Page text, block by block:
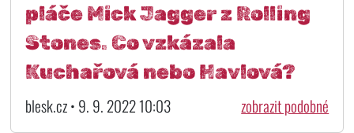
pláče Mick Jagger z Rolling
Stones. Co vzkázala
Kuchařová nebo Havlová?
blesk.cz • 9. 9. 2022 10:03 zobrazit podobné